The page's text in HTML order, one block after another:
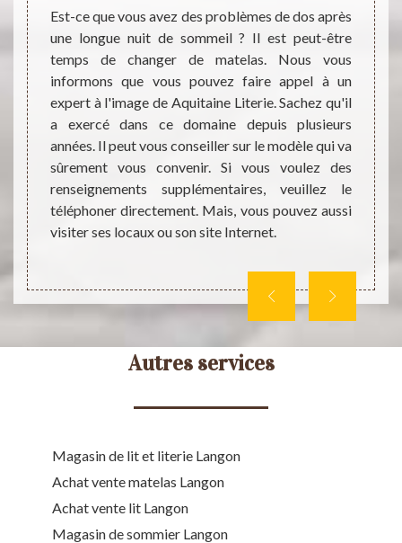
est
à
vos
en
Est-ce que vous avez des problèmes de dos après
une longue nuit de sommeil ? Il est peut-être
temps de changer de matelas. Nous vous
informons que vous pouvez faire appel à un
expert à l'image de Aquitaine Literie. Sachez qu'il
a exercé dans ce domaine depuis plusieurs
années. Il peut vous conseiller sur le modèle qui va
sûrement vous convenir. Si vous voulez des
renseignements supplémentaires, veuillez le
téléphoner directement. Mais, vous pouvez aussi
visiter ses locaux ou son site Internet.
Pour
de
plus
sont
Autres services
Magasin de lit et literie Langon
Achat vente matelas Langon
Achat vente lit Langon
Magasin de sommier Langon